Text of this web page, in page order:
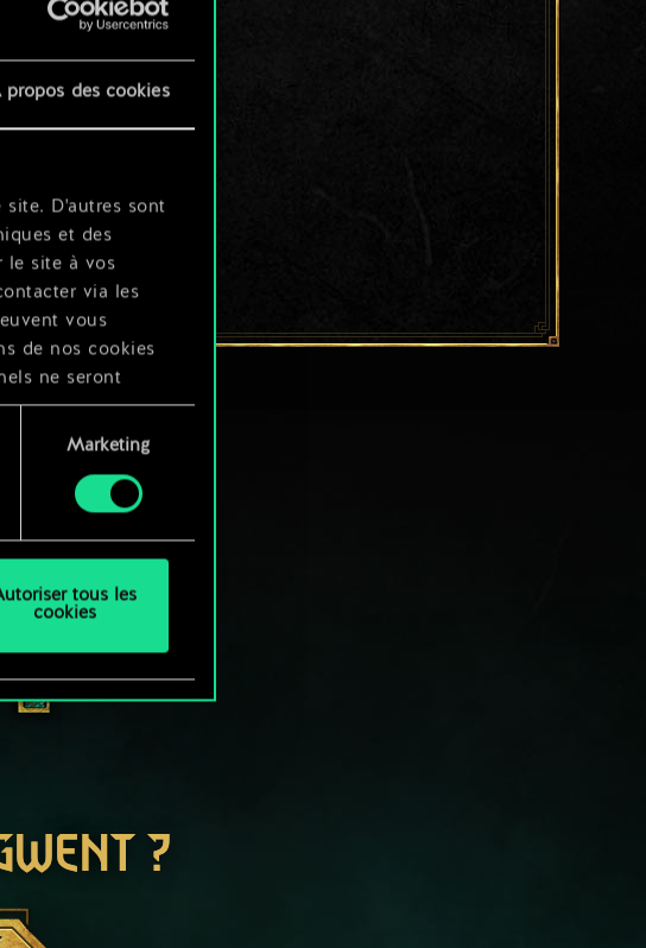
propos des cookies
D'autres sont
et des
le site à vos
via les
vous
de nos cookies
ne seront
ci-dessous.
Marketing
tous les
cookies
?